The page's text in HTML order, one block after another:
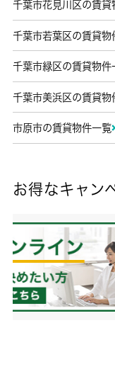
千葉市花見川区の賃貸
千葉市若葉区の賃貸物
千葉市緑区の賃貸物件
千葉市美浜区の賃貸物
市原市の賃貸物件一覧
お得なキャン